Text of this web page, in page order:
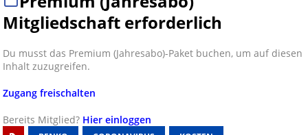
Mitgliedschaft erforderlich
Du musst das Premium (Jahresabo)-Paket buchen, um auf diesen
Inhalt zuzugreifen.
Zugang freischalten
Bereits Mitglied? Hier einloggen